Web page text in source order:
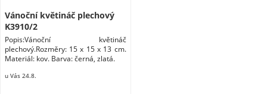
Vánoční květináč plechový
K3910/2
Popis:Vánoční květináč
plechový.Rozměry: 15 x 15 x 13 cm.
Materiál: kov. Barva: černá, zlatá.
u Vás 24.8.